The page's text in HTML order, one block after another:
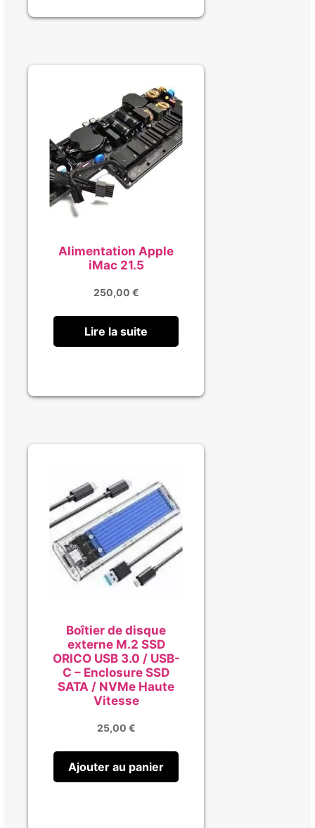
Alimentation Apple
iMac 21.5
250,00 €
Lire la suite
Boîtier de disque
externe M.2 SSD
ORICO USB 3.0 / USB-
C – Enclosure SSD
SATA / NVMe Haute
Vitesse
25,00 €
Ajouter au panier